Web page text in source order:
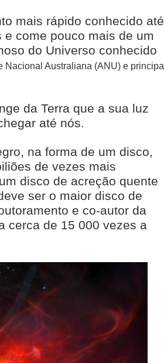
mais rápido conhecido até
come pouco mais de um
do Universo conhecido
Nacional Australiana (ANU) e principal
da Terra que a sua luz
até nós.
na forma de um disco,
de vezes mais
disco de acreção quente
ser o maior disco de
e co-autor da
cerca de 15 000 vezes a